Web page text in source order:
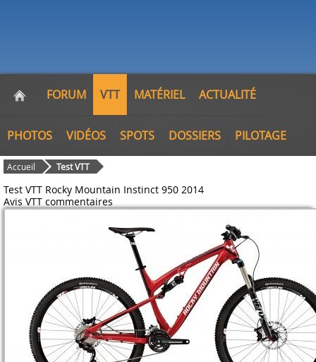
FORUM VTT MATÉRIEL ACTUALITÉ
PHOTOS VIDÉOS SPOTS DOSSIERS PILOTAGE
Accueil Test VTT
Test VTT Rocky Mountain Instinct 950 2014
Avis VTT commentaires